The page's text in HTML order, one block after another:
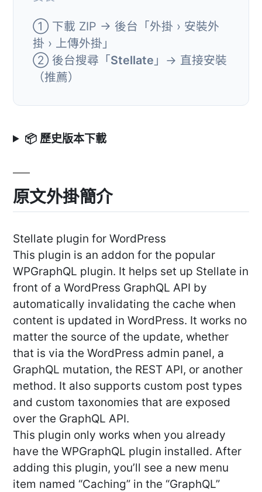
① 下載 ZIP → 後台「外掛 › 安裝外
掛 › 上傳外掛」
② 後台搜尋「Stellate 」→ 直接安裝
（推薦）
📦 歷史版本下載
原文外掛簡介
Stellate plugin for WordPress
This plugin is an addon for the popular
WPGraphQL plugin. It helps set up Stellate in
front of a WordPress GraphQL API by
automatically invalidating the cache when
content is updated in WordPress. It works no
matter the source of the update, whether
that is via the WordPress admin panel, a
GraphQL mutation, the REST API, or another
method. It also supports custom post types
and custom taxonomies that are exposed
over the GraphQL API.
This plugin only works when you already
have the WPGraphQL plugin installed. After
adding this plugin, you’ll see a new menu
item named “Caching” in the “GraphQL”